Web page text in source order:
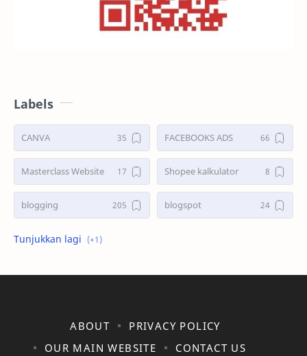
Labels
CANVA FACEBOOKS ADS
Masterclass Website Shopee kalkulator
blogging blogspot
shopee
ABOUT
PRIVACY POLICY
OUR MAIN WEBSITE
CONTACT US